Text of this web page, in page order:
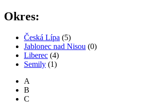
Okres:
Česká Lípa (5)
Jablonec nad Nisou (0)
Liberec (4)
Semily (1)
A
B
C